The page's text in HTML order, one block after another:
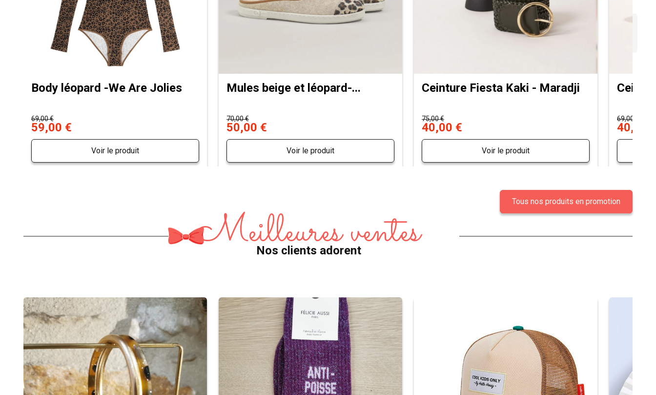
Body léopard -We Are Jolies
69,00 €
59,00 €
Voir le produit
Mules beige et léopard-...
70,00 €
50,00 €
Voir le produit
Ceinture Fiesta Kaki - Maradji
75,00 €
40,00 €
Voir le produit
69,00 €
40,00
Tous nos produits en promotion
Meilleures ventes
Nos clients adorent